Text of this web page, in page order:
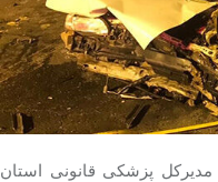
پزشکی قانونی استان